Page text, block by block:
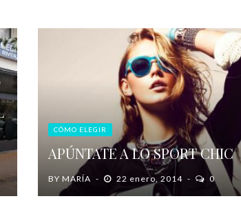
CÓMO ELEGIR
APÚNTATE A LO SPORT CHIC
BY MARÍA 22 enero, 2014 0